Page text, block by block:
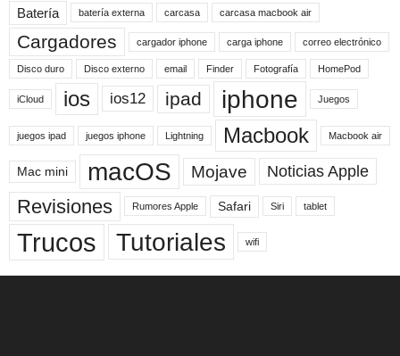
Batería batería externa carcasa carcasa macbook air
Cargadores cargador iphone carga iphone correo electrónico
Disco duro Disco externo email Finder Fotografía HomePod
iCloud ios ios12 ipad iphone Juegos
juegos ipad juegos iphone Lightning Macbook Macbook air
Mac mini macOS Mojave Noticias Apple
Revisiones Rumores Apple Safari Siri tablet
Trucos Tutoriales wifi